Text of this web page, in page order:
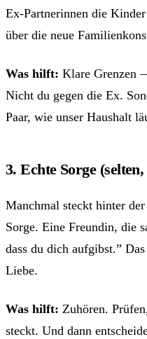
Ex-Partnerinnen die
über die neue
Was hilft: Klare Grenzen
Nicht du gegen die Ex.
Paar, wie unser Haushalt
3. Echte Sorge
Manchmal steckt hinter
Sorge. Eine Freundin, die
dass du dich aufgibst.”
Liebe.
Was hilft: Zuhören.
steckt. Und dann